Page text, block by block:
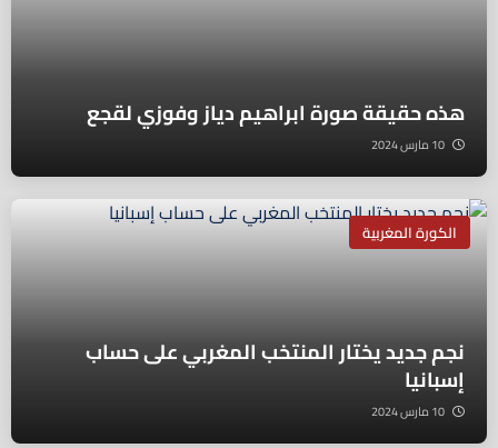
هذه حقيقة صورة ابراهيم دياز وفوزي لقجع
الكورة المغربية
نجم جديد يختار المنتخب المغربي على حساب
إسبانيا